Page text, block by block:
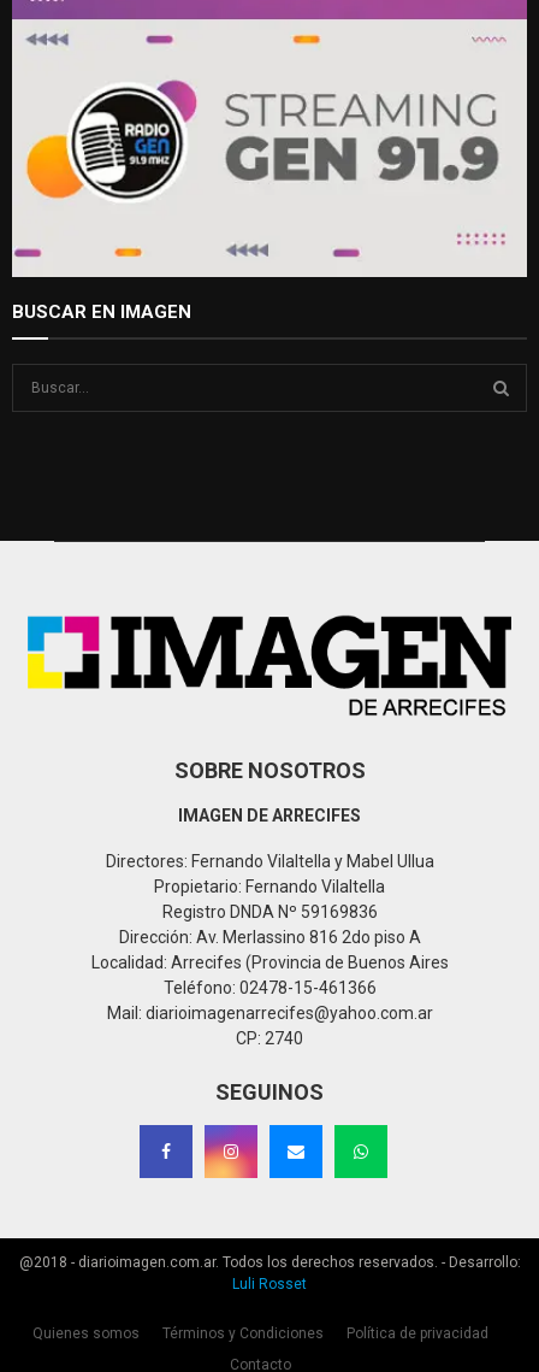
BUSCAR EN IMAGEN
SOBRE NOSOTROS
IMAGEN DE ARRECIFES
Directores: Fernando Vilaltella y Mabel Ullua
Propietario: Fernando Vilaltella
Registro DNDA Nº 59169836
Dirección: Av. Merlassino 816 2do piso A
Localidad: Arrecifes (Provincia de Buenos Aires
Teléfono: 02478-15-461366
Mail: diarioimagenarrecifes@yahoo.com.ar
CP: 2740
SEGUINOS
@2018 - diarioimagen.com.ar. Todos los derechos reservados. - Desarrollo:
Luli Rosset
Quienes somos Términos y Condiciones
Política de privacidad
Contacto